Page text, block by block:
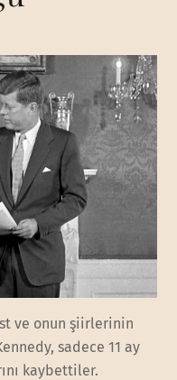
ve onun şiirlerinin
sadece 11 ay
kaybettiler.